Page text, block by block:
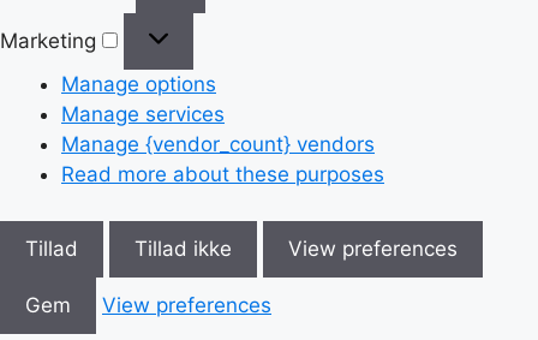
Marketing
Manage options
Manage services
Manage {vendor_count} vendors
Read more about these purposes
Tillad Tillad ikke View preferences
Gem View preferences